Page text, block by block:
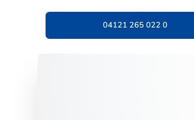
04121 265 022 0